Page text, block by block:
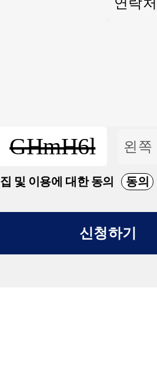
GHmH6l
및 이용에 대한 동의 동의
신청하기